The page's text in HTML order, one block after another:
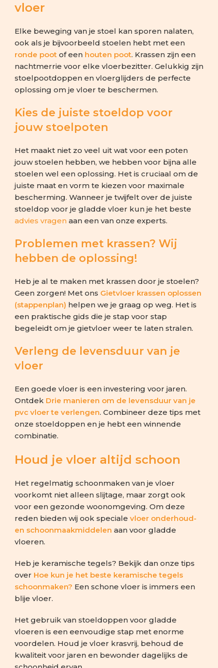
vloer
Elke beweging van je stoel kan sporen nalaten,
ook als je bijvoorbeeld stoelen hebt met een
ronde poot of een houten poot. Krassen zijn een
nachtmerrie voor elke vloerbezitter. Gelukkig zijn
stoelpootdoppen en vloerglijders de perfecte
oplossing om je vloer te beschermen.
Kies de juiste stoeldop voor
jouw stoelpoten
Het maakt niet zo veel uit wat voor een poten
jouw stoelen hebben, we hebben voor bijna alle
stoelen wel een oplossing. Het is cruciaal om de
juiste maat en vorm te kiezen voor maximale
bescherming. Wanneer je twijfelt over de juiste
stoeldop voor je gladde vloer kun je het beste
advies vragen aan een van onze experts.
Problemen met krassen? Wij
hebben de oplossing!
Heb je al te maken met krassen door je stoelen?
Geen zorgen! Met ons Gietvloer krassen oplossen
(stappenplan) helpen we je graag op weg. Het is
een praktische gids die je stap voor stap
begeleidt om je gietvloer weer te laten stralen.
Verleng de levensduur van je
vloer
Een goede vloer is een investering voor jaren.
Ontdek Drie manieren om de levensduur van je
pvc vloer te verlengen. Combineer deze tips met
onze stoeldoppen en je hebt een winnende
combinatie.
Houd je vloer altijd schoon
Het regelmatig schoonmaken van je vloer
voorkomt niet alleen slijtage, maar zorgt ook
voor een gezonde woonomgeving. Om deze
reden bieden wij ook speciale vloer onderhoud-
en schoonmaakmiddelen aan voor gladde
vloeren.
Heb je keramische tegels? Bekijk dan onze tips
over Hoe kun je het beste keramische tegels
schoonmaken? Een schone vloer is immers een
blije vloer.
Het gebruik van stoeldoppen voor gladde
vloeren is een eenvoudige stap met enorme
voordelen. Houd je vloer krasvrij, behoud de
kwaliteit voor jaren en bewonder dagelijks de